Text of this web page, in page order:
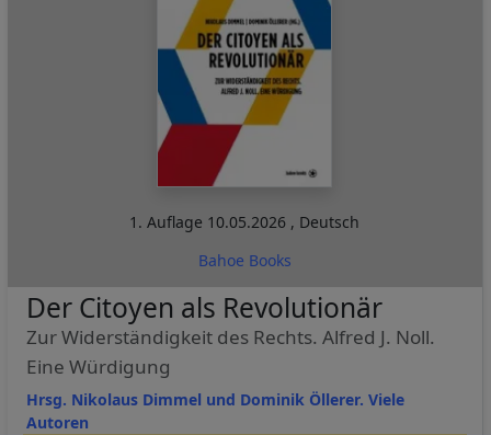
1. Auflage 10.05.2026 , Deutsch
Bahoe Books
Hrsg. Nikolaus Dimmel und Dominik Öllerer. Viele
Autoren
Der Citoyen als Revolutionär
Zur Widerständigkeit des Rechts. Alfred J. Noll.
Eine Würdigung